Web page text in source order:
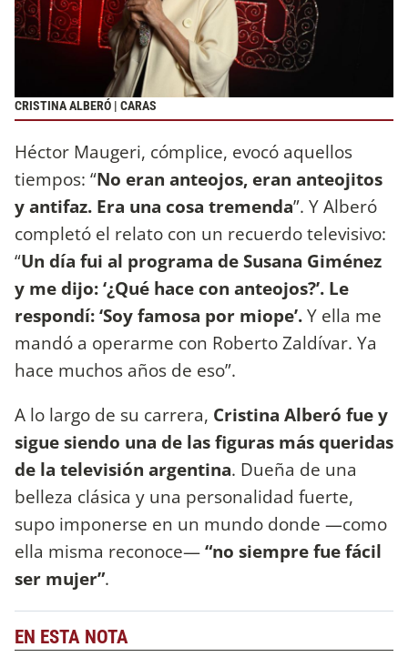
CRISTINA ALBERÓ | CARAS
Héctor Maugeri, cómplice, evocó aquellos
tiempos: “No eran anteojos, eran anteojitos
y antifaz. Era una cosa tremenda”. Y Alberó
completó el relato con un recuerdo televisivo:
“Un día fui al programa de Susana Giménez
y me dijo: ‘¿Qué hace con anteojos?’. Le
respondí: ‘Soy famosa por miope’.Y ella me
mandó a operarme con Roberto Zaldívar. Ya
hace muchos años de eso”.
A lo largo de su carrera, Cristina Alberó fue y
sigue siendo una de las figuras más queridas
de la televisión argentina. Dueña de una
belleza clásica y una personalidad fuerte,
supo imponerse en un mundo donde —como
ella misma reconoce—“no siempre fue fácil
ser mujer”.
EN ESTA NOTA